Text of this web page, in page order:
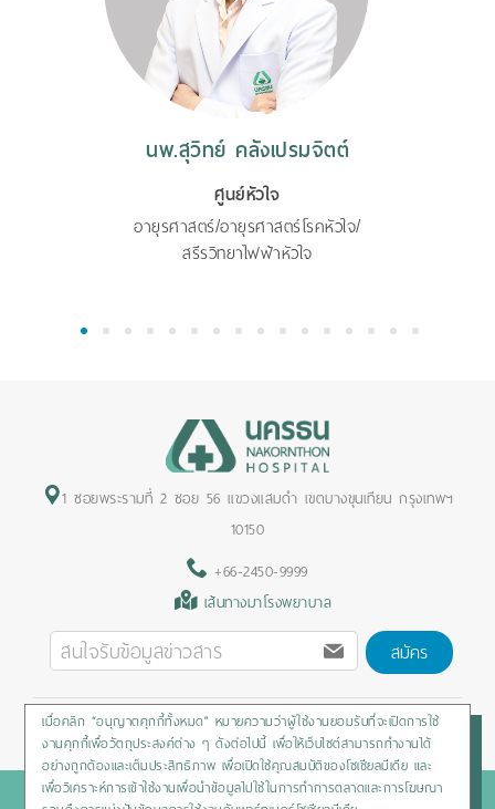
นพ.สุวิทย์ คลังเปรมจิตต์
ศูนย์หัวใจ
อายุรศาสตร์/อายุรศาสตร์โรคหัวใจ/
สรีรวิทยาไฟฟ้าหัวใจ
1 2 3 4 5 6 7 8 9 10 11 12 13 14 15 16
1 ซอยพระรามที่ 2 ซอย 56 แขวงแสมดำ เขตบางขุนเทียน กรุงเทพฯ
10150
+66-2450-9999
เส้นทางมาโรงพยาบาล
สมัคร
Privacy Policy/Cookies Policy/Sitemap/สิทธิผู้ป่วย
Copyright © 2020 Nakornthon Hospital. All rights reserved
เมื่อคลิก “อนุญาตคุกกี้ทั้งหมด” หมายความว่าผู้ใช้งานยอมรับที่จะเปิดการใช้
งานคุกกี้เพื่อวัตถุประสงค์ต่าง ๆ ดังต่อไปนี้ เพื่อให้เว็บไซต์สามารถทำงานได้
อย่างถูกต้องและเต็มประสิทธิภาพ เพื่อเปิดใช้คุณสมบัติของโซเชียลมีเดีย และ
เพื่อวิเคราะห์การเข้าใช้งานเพื่อนำข้อมูลไปใช้ในการทำการตลาดและการโฆษณา